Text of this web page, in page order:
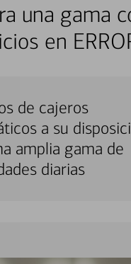
una gama
en
de cajeros
a su
amplia gama de
diarias